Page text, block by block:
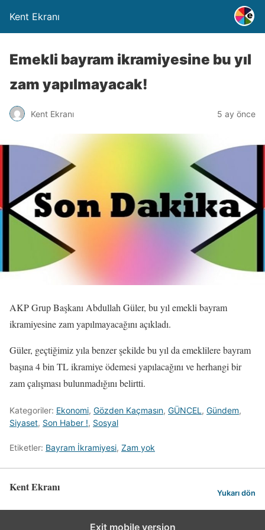
Kent Ekranı
Emekli bayram ikramiyesine bu yıl
zam yapılmayacak!
Kent Ekranı 5 ay önce
AKP Grup Başkanı Abdullah Güler, bu yıl emekli bayram
ikramiyesine zam yapılmayacağını açıkladı.
Güler, geçtiğimiz yıla benzer şekilde bu yıl da emeklilere bayram
başına 4 bin TL ikramiye ödemesi yapılacağını ve herhangi bir
zam çalışması bulunmadığını belirtti.
Kategoriler: Ekonomi, Gözden Kaçmasın, GÜNCEL , Gündem,
Siyaset, Son Haber !, Sosyal
Etiketler: Bayram İkramiyesi, Zam yok
Kent Ekranı Yukarı dön
Exit mobile version